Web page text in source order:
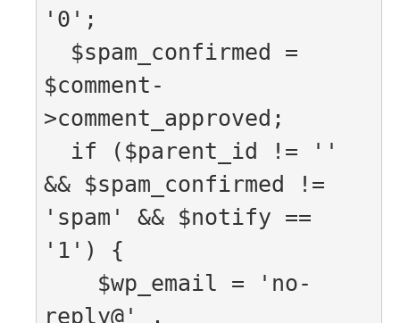
'0';
$comment-
>comment_approved;
&& $spam_confirmed !=
'spam' && $notify ==
'1') {
reply@' .